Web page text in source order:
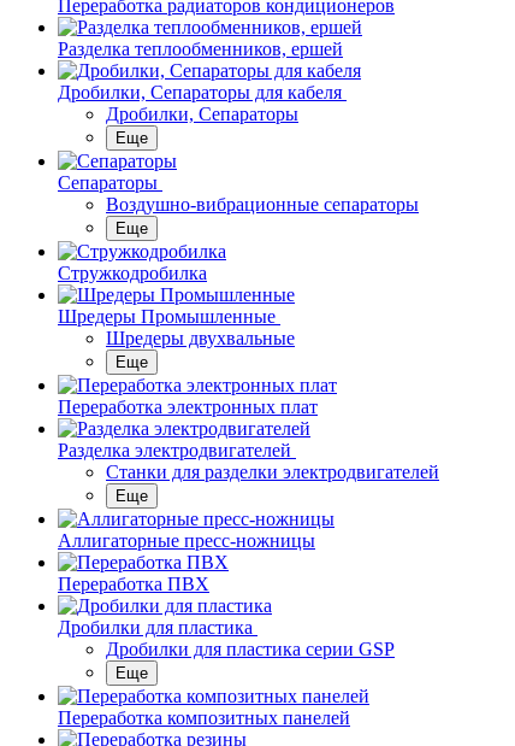
Переработка радиаторов кондиционеров
Разделка теплообменников, ершей
Дробилки, Сепараторы для кабеля
Дробилки, Сепараторы
Еще
Сепараторы
Воздушно-вибрационные сепараторы
Еще
Стружкодробилка
Шредеры Промышленные
Шредеры двухвальные
Еще
Переработка электронных плат
Разделка электродвигателей
Станки для разделки электродвигателей
Еще
Аллигаторные пресс-ножницы
Переработка ПВХ
Дробилки для пластика
Дробилки для пластика серии GSP
Еще
Переработка композитных панелей